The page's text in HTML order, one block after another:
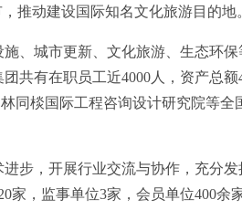
推动建设国际知名文化旅游目的地
、城市更新、文化旅游、生态环保
共有在职员工近4000人，资产总额
同棪国际工程咨询设计研究院等全
步，开展行业交流与协作，充分发
，监事单位3家，会员单位400余